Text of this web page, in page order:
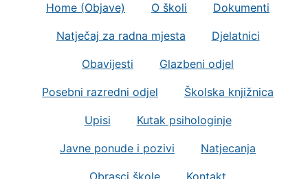
Home (Objave) O školi Dokumenti
Natječaj za radna mjesta Djelatnici
Obavijesti Glazbeni odjel
Posebni razredni odjel Školska knjižnica
Upisi Kutak psihologinje
Javne ponude i pozivi Natjecanja